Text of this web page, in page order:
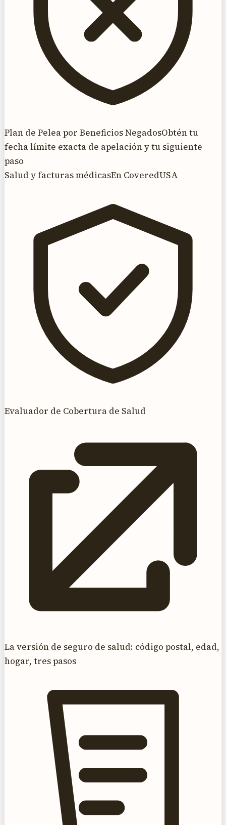
Plan de Pelea por Beneficios NegadosObtén tu
fecha límite exacta de apelación y tu siguiente
paso
Salud y facturas médicasEn CoveredUSA
Evaluador de Cobertura de Salud
La versión de seguro de salud: código postal, edad,
hogar, tres pasos